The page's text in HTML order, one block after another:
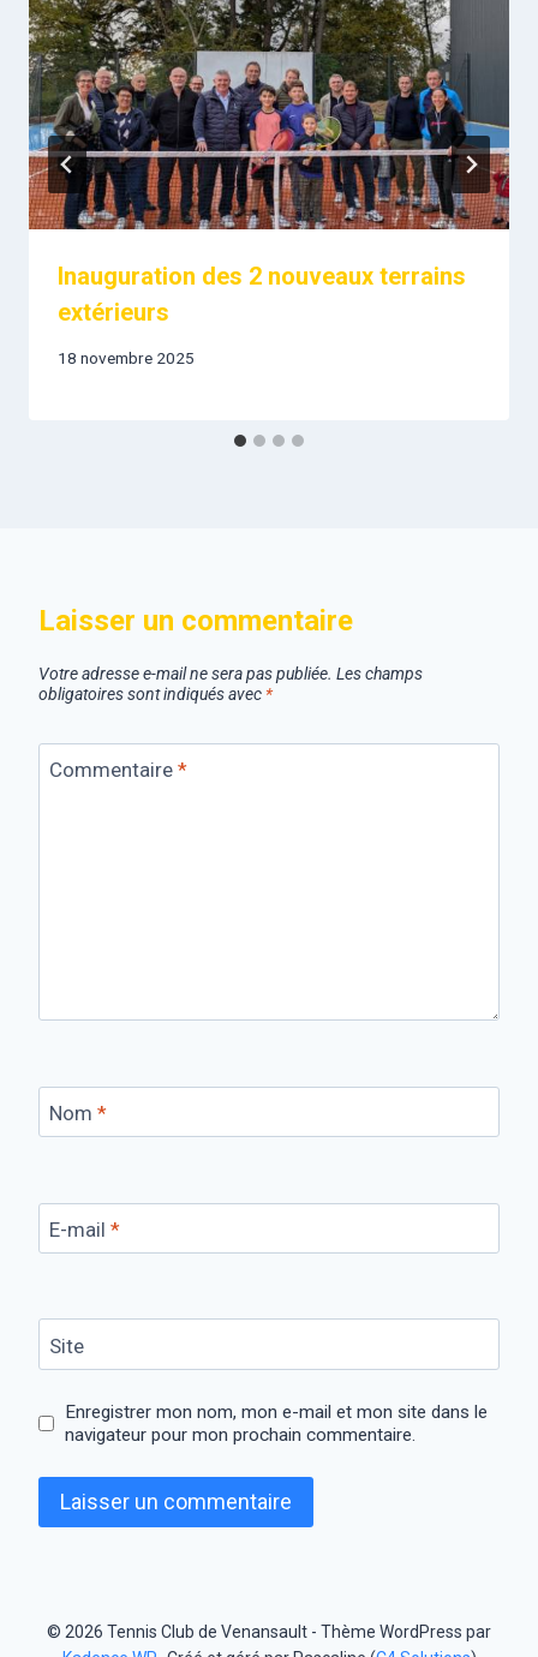
Inauguration des 2 nouveaux terrains
extérieurs
18 novembre 2025
Laisser un commentaire
Votre adresse e-mail ne sera pas publiée. Les champs
obligatoires sont indiqués avec *
Commentaire *
Nom *
E-mail *
Site
Enregistrer mon nom, mon e-mail et mon site dans le
navigateur pour mon prochain commentaire.
© 2026 Tennis Club de Venansault - Thème WordPress par